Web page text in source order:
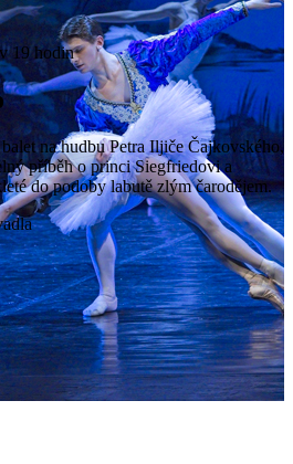
19 hodin
na hudbu Petra Iljiče Čajkovského,
příběh o princi Siegfriedovi a
do podoby labutě zlým čarodějem.